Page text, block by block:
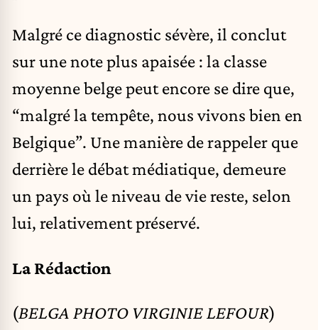
Malgré ce diagnostic sévère, il conclut
sur une note plus apaisée : la classe
moyenne belge peut encore se dire que,
“malgré la tempête, nous vivons bien en
Belgique”. Une manière de rappeler que
derrière le débat médiatique, demeure
un pays où le niveau de vie reste, selon
lui, relativement préservé.
La Rédaction
(BELGA PHOTO VIRGINIE LEFOUR)